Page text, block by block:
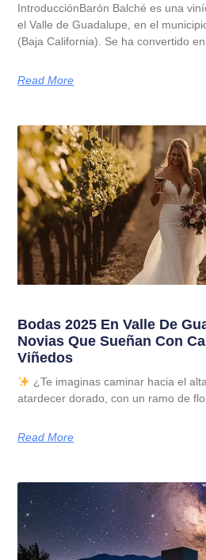
IntroducciónBarón Balché es una
el Valle de Guadalupe, en el
(Baja California). Se ha convertido en
Read More
Bodas 2025 En Valle De
Novias Que Sueñan Con
Viñedos
¿Te imaginas caminar hacia el
atardecer dorado, con un ramo de
Read More